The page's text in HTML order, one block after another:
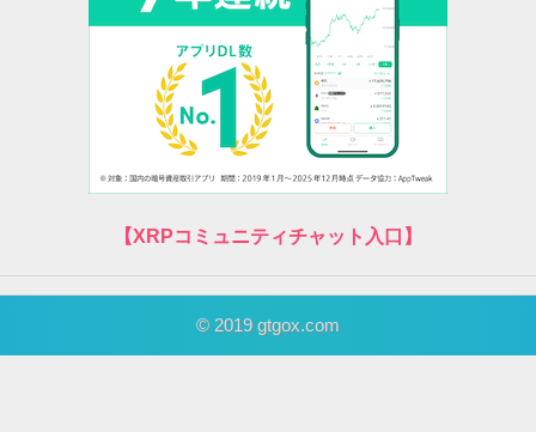
【XRPコミュニティチャット入口】
© 2019 gtgox.com